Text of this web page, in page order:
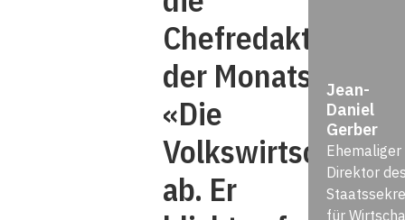
Chefredaktion
der
«Die
Volkswirtschaft»
ab. Er
Jean-
Daniel
Gerber
Ehemaliger
Direktor des
für